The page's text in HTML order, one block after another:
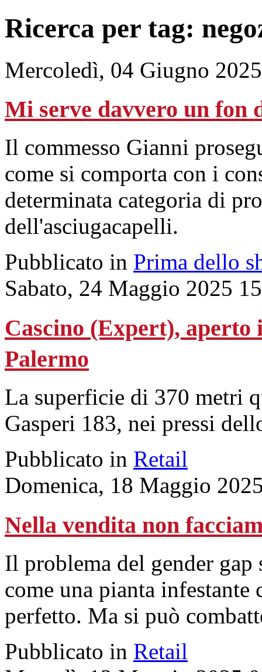
Ricerca per tag:
Mercoledì, 04 Giugno
Mi serve davvero un fon
Il commesso Gianni
come si comporta con i
determinata categoria di
dell'asciugacapelli.
Pubblicato in Prima dello
Sabato, 24 Maggio 2025
Cascino (Expert),
Palermo
La superficie di 370 metri
Gasperi 183, nei pressi
Pubblicato in Retail
Domenica, 18 Maggio
Nella vendita non
Il problema del gender
come una pianta
perfetto. Ma si può
Pubblicato in Retail